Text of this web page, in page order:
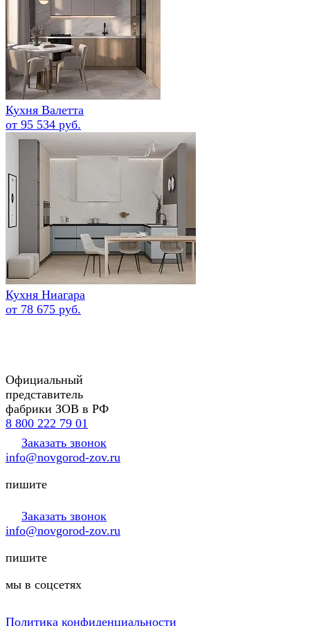
Кухня Валетта
от 95 534 руб.
Кухня Ниагара
от 78 675 руб.
Официальный
представитель
фабрики ЗОВ в РФ
8 800 222 79 01
Заказать звонок
info@novgorod-zov.ru
пишите
Заказать звонок
info@novgorod-zov.ru
пишите
мы в соцсетях
Политика конфиденциальности